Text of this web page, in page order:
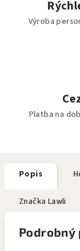
Výroba
Platba na
Popis
Značka Lawli
Podrobný